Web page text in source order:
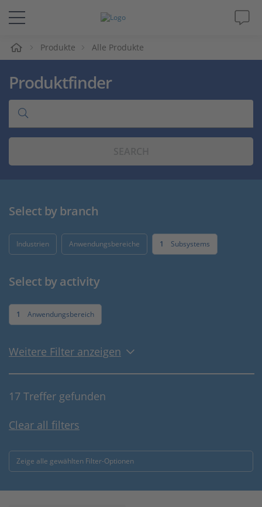
Lösungen & Produkte
Support
Videos
Karriere
Produkte Alle Produkte
Produktfinder
Select by branch
Industrien Anwendungsbereiche 1 Subsystems
Select by activity
1 Anwendungsbereich
Weitere Filter anzeigen
17 Treffer gefunden
Clear all filters
Zeige alle gewählten Filter-Optionen